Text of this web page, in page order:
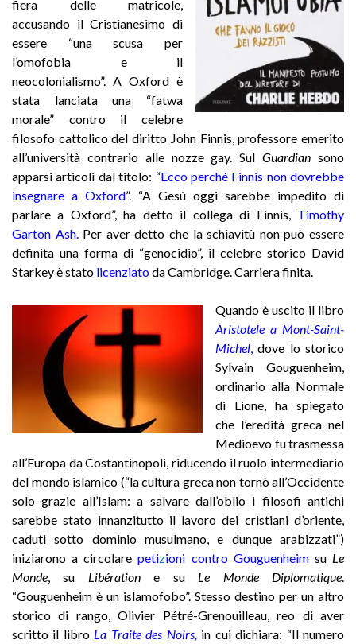
fiera delle matricole,
accusando il Cristianesimo di
essere “una scusa per
l’omofobia e il
neocolonialismo”. A Oxford è
stata lanciata una “fatwa
morale” contro il celebre
filosofo cattolico del diritto John Finnis, professore emerito
all’università contrario alle nozze gay. SulGuardian sono
apparsi articoli dal titolo: “Ecco perché Finnis non dovrebbe
insegnare a Oxford”. “A Gesù oggi sarebbe impedito di
parlare a Oxford”, ha detto il collega di Finnis,
Timothy
Garton Ash. Per aver detto che la schiavitù non può essere
definita una forma di “genocidio”, il celebre storico David
Starkey è stato licenziatoda Cambridge. Carriera finita.
Quando è uscito il libro
Aristotele a Mont-Saint-
Michel dove lo storico
Sylvain Gouguenheim,
ordinario alla Normale
di Lione, ha spiegato
che l’eredità greca nel
Medioevo fu trasmessa
all’Europa da Costantinopoli, riducendo il ruolo intermediario
del mondo islamico (“la cultura greca non tornò all’Occidente
solo grazie all’Islam: a salvare dall’oblio i filosofi antichi
sarebbe stato innanzitutto il lavoro dei cristiani d’oriente,
caduti sotto dominio musulmano, e dunque arabizzati”)
iniziarono a circolarepetizioni contro Gouguenheim su Le
Monde , su Libératione su Le Monde Diplomatique
“Gouguenheim è un islamofobo”. Stesso destino per un altro
storico di rango, Olivier Pétré-Grenouilleau, reo di aver
scritto il libro La Traite des Noirs, in cui dichiara: “Il numero